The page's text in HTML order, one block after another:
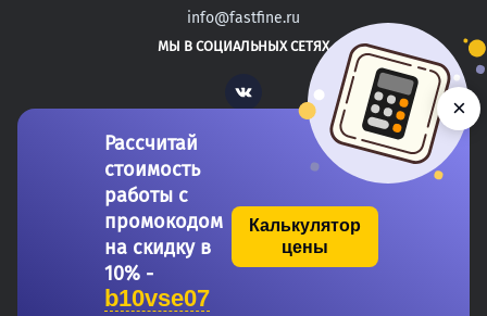
БАЛАКОВО
ЭНГЕЛЬС
info@fastfine.ru
МЫ В СОЦИАЛЬНЫХ СЕТЯХ
Vk
Copyright 2011-2026 FastFine.ru
Рассчитай
стоимость
работы с
промокодом
на скидку в
10% -
b10vse07
Калькулятор
цены
×